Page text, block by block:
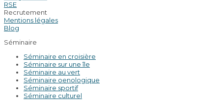
RSE
Recrutement
Mentions légales
Blog
Séminaire
Séminaire en croisière
Séminaire sur une île
Séminaire au vert
Séminaire oenologique
Séminaire sportif
Séminaire culturel